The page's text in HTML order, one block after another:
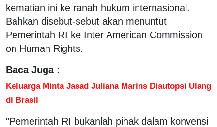
kematian ini ke ranah hukum internasional.
Bahkan disebut-sebut akan menuntut
Pemerintah RI ke Inter American Commission
on Human Rights.
Baca Juga :
Keluarga Minta Jasad Juliana Marins Diautopsi Ulang
di Brasil
"Pemerintah RI bukanlah pihak dalam konvensi